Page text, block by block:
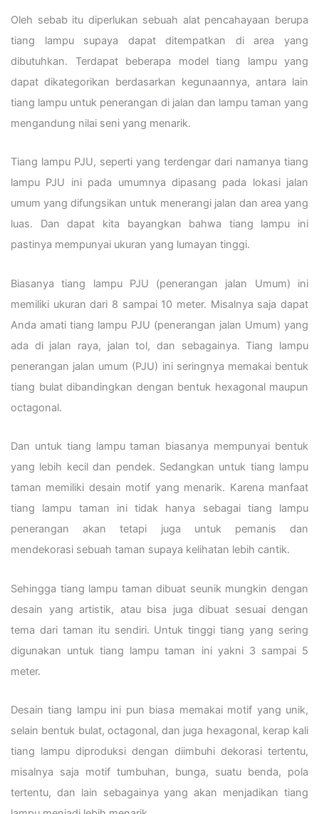
Oleh sebab itu diperlukan sebuah alat pencahayaan berupa
tiang lampu supaya dapat ditempatkan di area yang
dibutuhkan. Terdapat beberapa model tiang lampu yang
dapat dikategorikan berdasarkan kegunaannya, antara lain
tiang lampu untuk penerangan di jalan dan lampu taman yang
mengandung nilai seni yang menarik.
Tiang lampu PJU, seperti yang terdengar dari namanya tiang
lampu PJU ini pada umumnya dipasang pada lokasi jalan
umum yang difungsikan untuk menerangi jalan dan area yang
luas. Dan dapat kita bayangkan bahwa tiang lampu ini
pastinya mempunyai ukuran yang lumayan tinggi.
Biasanya tiang lampu PJU (penerangan jalan Umum) ini
memiliki ukuran dari 8 sampai 10 meter. Misalnya saja dapat
Anda amati tiang lampu PJU (penerangan jalan Umum) yang
ada di jalan raya, jalan tol, dan sebagainya. Tiang lampu
penerangan jalan umum (PJU) ini seringnya memakai bentuk
tiang bulat dibandingkan dengan bentuk hexagonal maupun
octagonal.
Dan untuk tiang lampu taman biasanya mempunyai bentuk
yang lebih kecil dan pendek. Sedangkan untuk tiang lampu
taman memiliki desain motif yang menarik. Karena manfaat
tiang lampu taman ini tidak hanya sebagai tiang lampu
penerangan akan tetapi juga untuk pemanis dan
mendekorasi sebuah taman supaya kelihatan lebih cantik.
Sehingga tiang lampu taman dibuat seunik mungkin dengan
desain yang artistik, atau bisa juga dibuat sesuai dengan
tema dari taman itu sendiri. Untuk tinggi tiang yang sering
digunakan untuk tiang lampu taman ini yakni 3 sampai 5
meter.
Desain tiang lampu ini pun biasa memakai motif yang unik,
selain bentuk bulat, octagonal, dan juga hexagonal, kerap kali
tiang lampu diproduksi dengan diimbuhi dekorasi tertentu,
misalnya saja motif tumbuhan, bunga, suatu benda, pola
tertentu, dan lain sebagainya yang akan menjadikan tiang